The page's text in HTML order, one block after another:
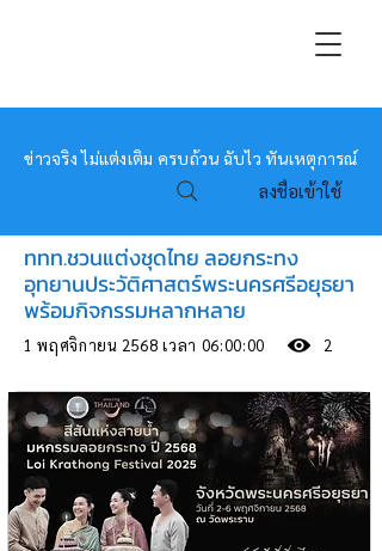
หมอข่าว
ข่าวจริง ไม่แต่งเติม ครบถ้วน ฉับไว ทันเหตุการณ์
ลงชื่อเข้าใช้
ททท.ชวนแต่งชุดไทย ลอยกระทง
อุทยานประวัติศาสตร์พระนครศรีอยุธยา
พร้อมกิจกรรมหลากหลาย
1 พฤศจิกายน 2568 เวลา 06:00:00 2